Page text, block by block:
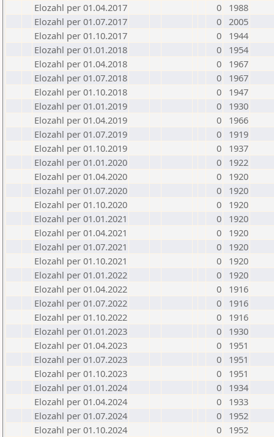
Elozahl per 01.04.2017
0
1988
Elozahl per 01.07.2017
0 2005
Elozahl per 01.10.2017
0
1944
Elozahl per 01.01.2018
0
1954
Elozahl per 01.04.2018
0
1967
Elozahl per 01.07.2018
0
1967
Elozahl per 01.10.2018
0
1947
Elozahl per 01.01.2019
0
1930
Elozahl per 01.04.2019
0
1966
Elozahl per 01.07.2019
0
1919
Elozahl per 01.10.2019
0
1937
Elozahl per 01.01.2020
0
1922
Elozahl per 01.04.2020
0
1920
Elozahl per 01.07.2020
0
1920
Elozahl per 01.10.2020
0
1920
Elozahl per 01.01.2021
0
1920
Elozahl per 01.04.2021
0
1920
Elozahl per 01.07.2021
0
1920
Elozahl per 01.10.2021
0
1920
Elozahl per 01.01.2022
0
1920
Elozahl per 01.04.2022
0
1916
Elozahl per 01.07.2022
0
1916
Elozahl per 01.10.2022
0
1916
Elozahl per 01.01.2023
0
1930
Elozahl per 01.04.2023
0
1951
Elozahl per 01.07.2023
0
1951
Elozahl per 01.10.2023
0
1951
Elozahl per 01.01.2024
0
1934
Elozahl per 01.04.2024
0
1933
Elozahl per 01.07.2024
0
1952
Elozahl per 01.10.2024
0
1952